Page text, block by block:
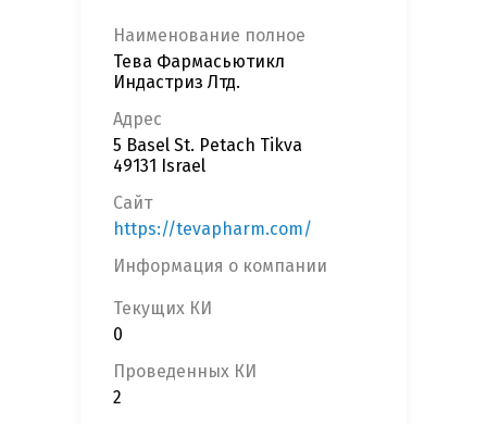
Наименование полное
Тева Фармасьютикл
Индастриз Лтд.
Адрес
5 Basel St. Petach Tikva
49131 Israel
Сайт
https://tevapharm.com/
Информация о компании
Текущих КИ
0
Проведенных КИ
2